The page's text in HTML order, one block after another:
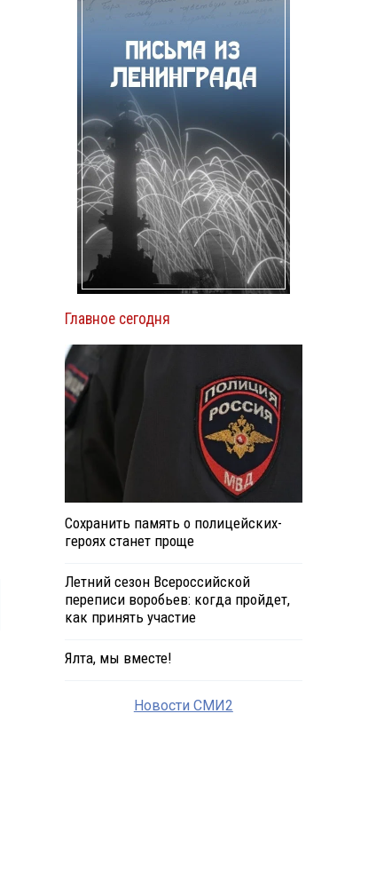
Главное сегодня
Сохранить память о полицейских-
героях станет проще
Летний сезон Всероссийской
переписи воробьев: когда пройдет,
как принять участие
Ялта, мы вместе!
Новости СМИ2